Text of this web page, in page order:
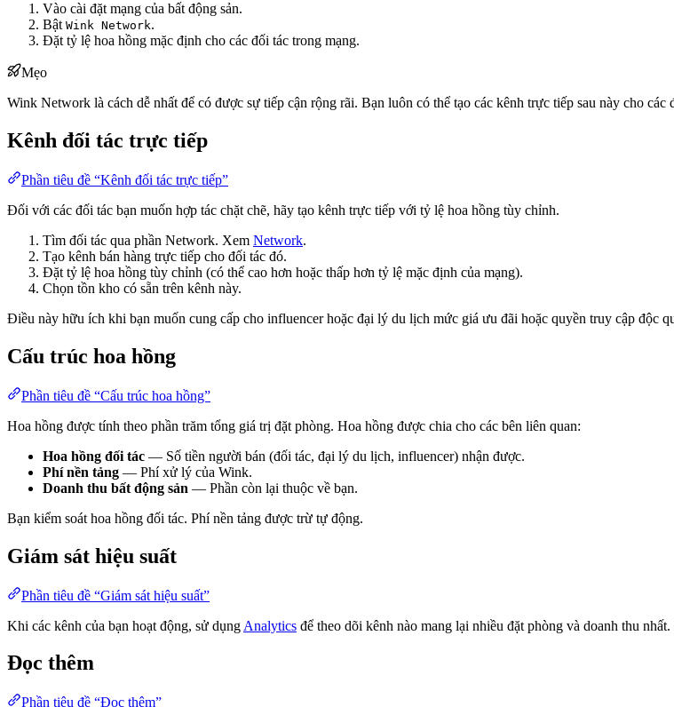
Vào cài đặt mạng của bất động sản.
Bật Wink Network.
Đặt tỷ lệ hoa hồng mặc định cho các đối tác trong mạng.
Mẹo
Wink Network là cách dễ nhất để có được sự tiếp cận rộng rãi. Bạn luôn có thể tạo các kênh trực tiếp sau này cho
Kênh đối tác trực tiếp
Phần tiêu đề “Kênh đối tác trực tiếp”
Đối với các đối tác bạn muốn hợp tác chặt chẽ, hãy tạo kênh trực tiếp với tỷ lệ hoa hồng tùy chỉnh.
Tìm đối tác qua phần Network. Xem Network.
Tạo kênh bán hàng trực tiếp cho đối tác đó.
Đặt tỷ lệ hoa hồng tùy chỉnh (có thể cao hơn hoặc thấp hơn tỷ lệ mặc định của mạng).
Chọn tồn kho có sẵn trên kênh này.
Điều này hữu ích khi bạn muốn cung cấp cho influencer hoặc đại lý du lịch mức giá ưu đãi hoặc quyền truy cập độc
Cấu trúc hoa hồng
Phần tiêu đề “Cấu trúc hoa hồng”
Hoa hồng được tính theo phần trăm tổng giá trị đặt phòng. Hoa hồng được chia cho các bên liên quan:
Hoa hồng đối tác — Số tiền người bán (đối tác, đại lý du lịch, influencer) nhận được.
Phí nền tảng — Phí xử lý của Wink.
Doanh thu bất động sản — Phần còn lại thuộc về bạn.
Bạn kiểm soát hoa hồng đối tác. Phí nền tảng được trừ tự động.
Giám sát hiệu suất
Phần tiêu đề “Giám sát hiệu suất”
Khi các kênh của bạn hoạt động, sử dụng Analytics để theo dõi kênh nào mang lại nhiều đặt phòng và doanh thu
Đọc thêm
Phần tiêu đề “Đọc thêm”